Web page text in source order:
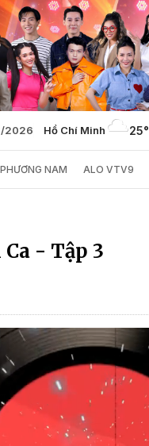
2026 Hồ Chí Minh 25°
NAM ALO VTV9
- Tập 3